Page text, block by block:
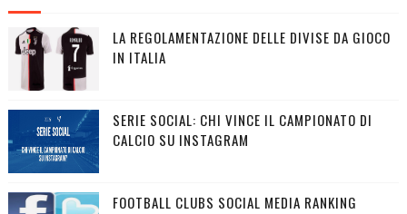
LA REGOLAMENTAZIONE DELLE DIVISE DA GIOCO
IN ITALIA
SERIE SOCIAL: CHI VINCE IL CAMPIONATO DI
CALCIO SU INSTAGRAM
FOOTBALL CLUBS SOCIAL MEDIA RANKING